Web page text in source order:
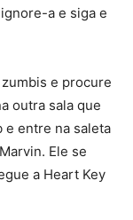
a e siga e
e procure
outra sala que
e entre na saleta
Ele se
a Heart Key